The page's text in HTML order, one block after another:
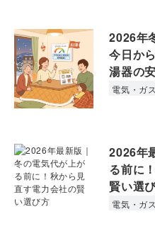
2026年
今日か
湯器の
電気・ガス
2026年
る前に
賢い選
電気・ガス